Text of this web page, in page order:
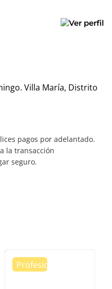
Villa María, Distrito
pagos por adelantado.
la transacción
seguro.